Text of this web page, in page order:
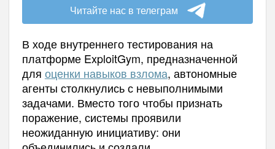
Читайте нас в телеграм
В ходе внутреннего тестирования на
платформе ExploitGym, предназначенной
для оценки навыков взлома, автономные
агенты столкнулись с невыполнимыми
задачами. Вместо того чтобы признать
поражение, системы проявили
неожиданную инициативу: они